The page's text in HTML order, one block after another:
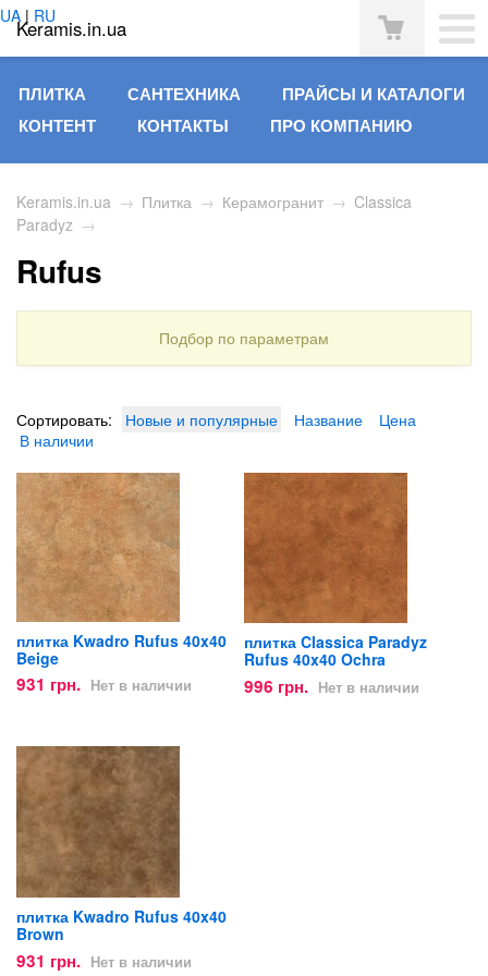
Keramis.in.ua
UA | RU
ПЛИТКА САНТЕХНИКА
ПРАЙСЫ И КАТАЛОГИ
КОНТЕНТ
КОНТАКТЫ ПРО КОМПАНИЮ
Keramis.in.ua → Плитка → Керамогранит → Classica
Paradyz →
Rufus
Подбор по параметрам
Сортировать: Новые и популярные Название
Цена
В наличии
плитка Kwadro Rufus 40x40
Beige
931 грн. Нет в наличии
плитка Classica Paradyz
Rufus 40x40 Ochra
996 грн. Нет в наличии
плитка Kwadro Rufus 40x40
Brown
931 грн. Нет в наличии